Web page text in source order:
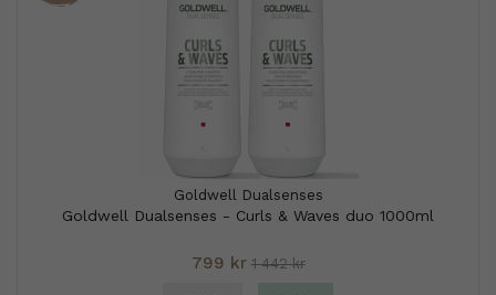
Goldwell Dualsenses
Goldwell Dualsenses - Curls & Waves duo 1000ml
799 kr 1 442 kr